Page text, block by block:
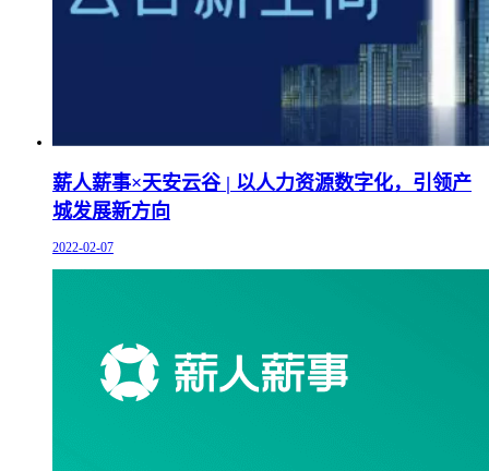
薪人薪事×天安云谷 | 以人力资源数字化，引领产
城发展新方向
2022-02-07